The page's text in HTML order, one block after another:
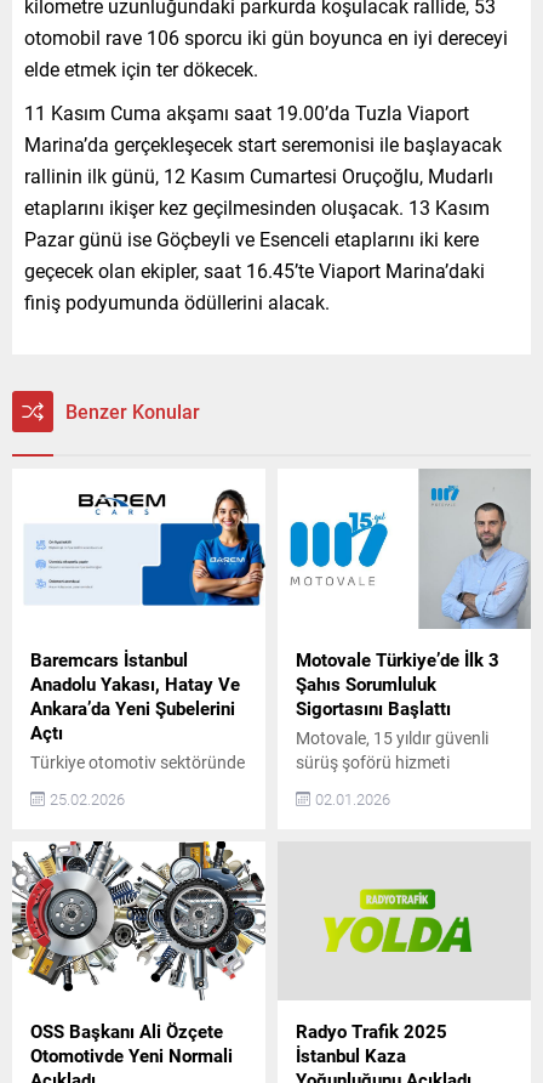
kilometre uzunluğundaki parkurda koşulacak rallide, 53
otomobil rave 106 sporcu iki gün boyunca en iyi dereceyi
elde etmek için ter dökecek.
11 Kasım Cuma akşamı saat 19.00’da Tuzla Viaport
Marina’da gerçekleşecek start seremonisi ile başlayacak
rallinin ilk günü, 12 Kasım Cumartesi Oruçoğlu, Mudarlı
etaplarını ikişer kez geçilmesinden oluşacak. 13 Kasım
Pazar günü ise Göçbeyli ve Esenceli etaplarını iki kere
geçecek olan ekipler, saat 16.45’te Viaport Marina’daki
finiş podyumunda ödüllerini alacak.
Benzer Konular
Baremcars İstanbul
Anadolu Yakası, Hatay Ve
Ankara’da Yeni Şubelerini
Açtı
Türkiye otomotiv sektöründe
sürdürülebilir hizmet
BaremCars, büyüme
yolculuğunda önemli bir
adım daha attı. Şirket, artan
müşteri talebi ve
operasyonel kapasite
doğrultusunda İstanbul
Anadolu Yakası, Hatay ve
Ankara’da yeni şubelerini
hizmete açtığını duyurdu.
Son yıllarda otomotiv
25.02.2026
Motovale Türkiye’de İlk 3
Şahıs Sorumluluk
Sigortasını Başlattı
Motovale, 15 yıldır güvenli
sürüş şoförü hizmeti
kapsamlı 3. Şahıs
ediyor. 2009 yılında araç
sahiplerine güvenli ve
konforlu ulaşım alternatifi
Motovale, farklı sebeplerle
araç kullanamayan kişilere
deneyimli şoförler eşliğinde
özel sürüş hizmeti...
02.01.2026
OSS Başkanı Ali Özçete
Otomotivde Yeni Normali
Radyo Trafik 2025
İstanbul Kaza